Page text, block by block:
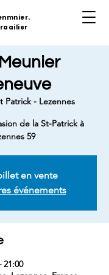
Patrick - Lezennes
de la St-Patrick à
59
en vente
événements
21:00